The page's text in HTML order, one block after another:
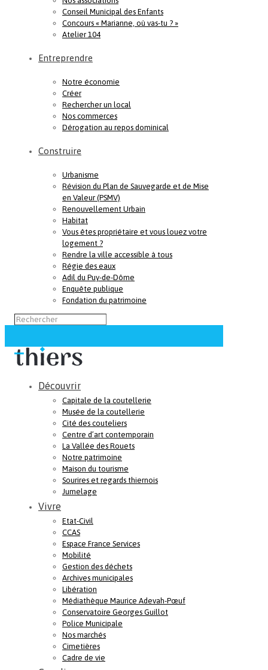
Conseil Municipal des Enfants
Concours « Marianne, où vas-tu ? »
Atelier 104
Entreprendre
Notre économie
Créer
Rechercher un local
Nos commerces
Dérogation au repos dominical
Construire
Urbanisme
Révision du Plan de Sauvegarde et de Mise
en Valeur (PSMV)
Renouvellement Urbain
Habitat
Vous êtes propriétaire et vous louez votre
logement ?
Rendre la ville accessible à tous
Régie des eaux
Adil du Puy-de-Dôme
Enquête publique
Fondation du patrimoine
Découvrir
Capitale de la coutellerie
Musée de la coutellerie
Cité des couteliers
Centre d’art contemporain
La Vallée des Rouets
Notre patrimoine
Maison du tourisme
Sourires et regards thiernois
Jumelage
Vivre
Etat-Civil
CCAS
Espace France Services
Mobilité
Gestion des déchets
Archives municipales
Libération
Médiathèque Maurice Adevah-Pœuf
Conservatoire Georges Guillot
Police Municipale
Nos marchés
Cimetières
Cadre de vie